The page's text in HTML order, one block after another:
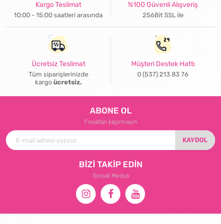
Kargo Teslimat
10:00 - 15:00 saatleri arasında
%100 Güvenli Alışveriş
256Bit SSL ile
Ücretsiz Teslimat
Tüm siparişlerinizde
kargo ücretsiz.
Müşteri Destek Hattı
0 (537) 213 83 76
ABONE OL
Fırsatları kaçırmayın
KAYDOL
BİZİ TAKİP EDİN
Sosyal Medya